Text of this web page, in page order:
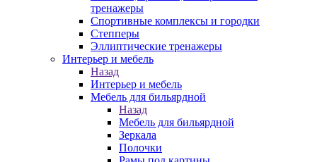
тренажеры
Спортивные комплексы и городки
Степперы
Эллиптические тренажеры
Интерьер и мебель
Назад
Интерьер и мебель
Мебель для бильярдной
Назад
Мебель для бильярдной
Зеркала
Полочки